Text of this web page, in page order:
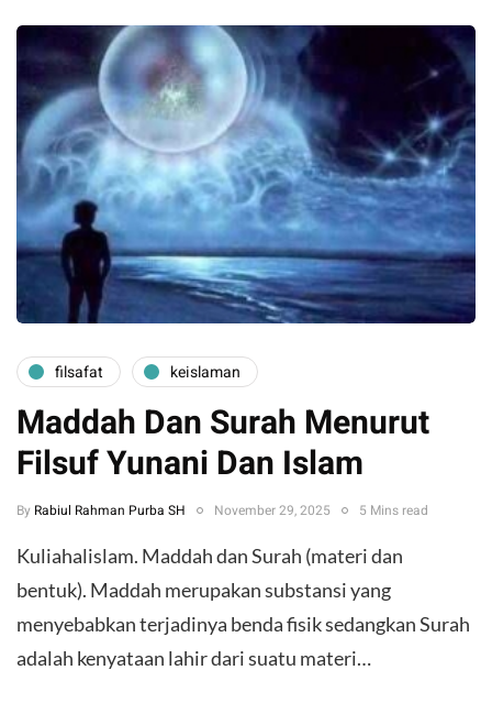
filsafat keislaman
Maddah Dan Surah Menurut
Filsuf Yunani Dan Islam
By Rabiul Rahman Purba SH November 29, 2025 5 Mins read
Kuliahalislam. Maddah dan Surah (materi dan
bentuk). Maddah merupakan substansi yang
menyebabkan terjadinya benda fisik sedangkan Surah
adalah kenyataan lahir dari suatu materi…